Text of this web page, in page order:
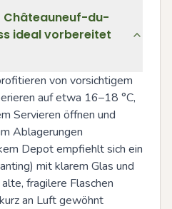
Châteauneuf-du-
ideal vorbereitet
von vorsichtigem
auf etwa 16–18 °C,
Servieren öffnen und
Ablagerungen
Depot empfiehlt sich ein
mit klarem Glas und
fragilere Flaschen
an Luft gewöhnt